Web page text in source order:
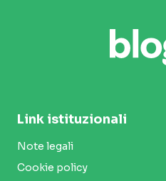
Link istituzionali
Note legali
Cookie policy